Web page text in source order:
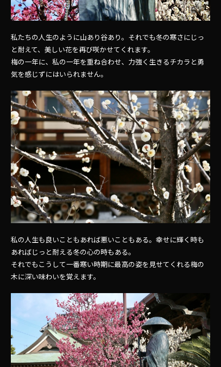
私たちの人生のように山あり谷あり。それでも冬の寒さにじっ
と耐えて、美しい花を再び咲かせてくれます。
梅の一年に、私の一年を重ね合わせ、力強く生きるチカラと勇
気を感じずにはいられません。
私の人生も良いこともあれば悪いこともある。幸せに輝く時も
あればじっと耐える冬の心の時もある。
それでもこうして一番寒い時期に最高の姿を見せてくれる梅の
木に深い味わいを覚えます。